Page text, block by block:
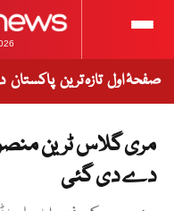
صفحۂ اول تازہ ترین پاکستان
مری گلاس ٹرین
دے دی گئی